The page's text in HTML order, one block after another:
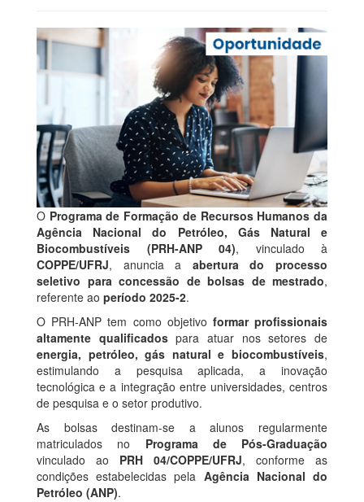
O Programa de Formação de Recursos Humanos da
Agência Nacional do Petróleo, Gás Natural e
Biocombustíveis (PRH-ANP 04), vinculado à
COPPE/UFRJ, anuncia a abertura do processo
seletivo para concessão de bolsas de mestrado,
referente ao período 2025-2.
O PRH-ANP tem como objetivo formar profissionais
altamente qualificadospara atuar nos setores de
energia, petróleo, gás natural e biocombustíveis,
estimulando a pesquisa aplicada, a inovação
tecnológica e a integração entre universidades, centros
de pesquisa e o setor produtivo.
As bolsas destinam-se a alunos regularmente
matriculados no Programa de Pós-Graduação
vinculado ao PRH 04/COPPE/UFRJ, conforme as
condições estabelecidas pela Agência Nacional do
Petróleo (ANP).